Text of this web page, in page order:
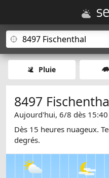
Pluie
8497
Aujourd'hui, 6/8 dès 15:40
Dès 15 heures nuageux.
degrés.